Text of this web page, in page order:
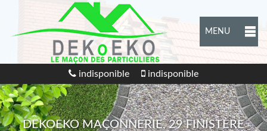
MENU
indisponible indisponible
DEKOEKO MAÇONNERIE, 29 FINISTÈRE